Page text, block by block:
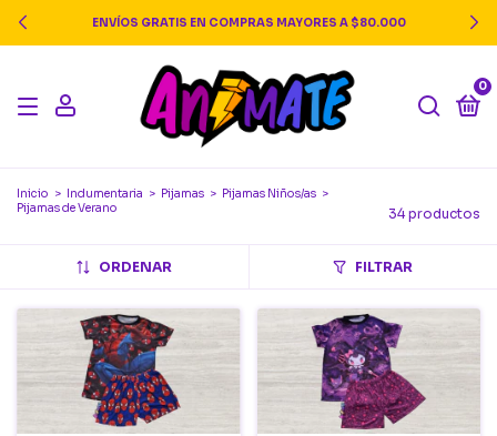
ENVÍOS GRATIS EN COMPRAS MAYORES A $80.000
0
Inicio > Indumentaria > Pijamas > Pijamas Niños/as >
Pijamas de Verano
34 productos
ORDENAR FILTRAR